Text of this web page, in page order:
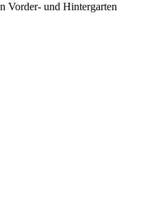
Vorder- und Hintergarten